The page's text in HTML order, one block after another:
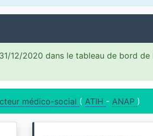
12/2020 dans le tableau de bord de
médico-social ( ATIH - ANAP )